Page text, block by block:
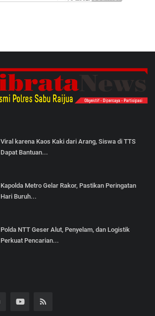
Viral karena Kaos Kaki dari Arang, Siswa di TTS
Dapat Bantuan...
Kapolda Metro Gelar Rakor, Pastikan Peringatan
Hari Buruh...
Polda NTT Geser Alut, Penyelam, dan Logistik
Perkuat Pencarian...